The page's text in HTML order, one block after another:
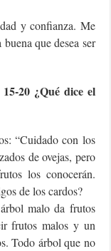
y confianza. Me
que desea ser
20 ¿Qué dice el
“Cuidado con los
de ovejas, pero
los conocerán.
de los cardos?
malo da frutos
frutos malos y un
Todo árbol que no